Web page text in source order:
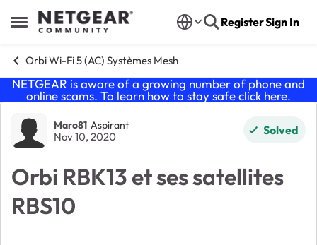
Open Side Menu
Skip to content RegisterSign In
Orbi Wi-Fi 5 (AC) Systèmes Mesh
NETGEAR is aware of a growing number of phone and
online scams. To learn how to stay safe click here.
Forum Discussion
Maro81 Aspirant
Nov 10, 2020 Solved
Orbi RBK13 et ses satellites
RBS10